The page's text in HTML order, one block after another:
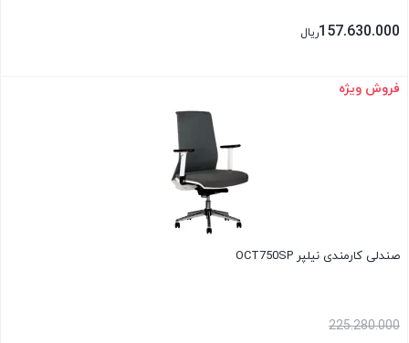
157.630.000ریال
بستن
فروش ویژه
صندلی کارمندی نیلپر OCT750SP
225.280.000